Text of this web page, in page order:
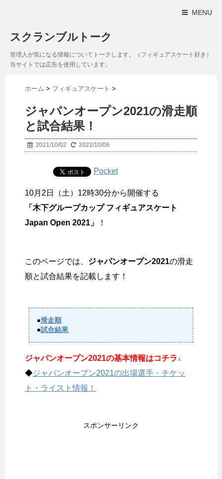
MENU
スクランブルトーク
管理人が気になる情報についてトークします。（フィギュアスケート好き）
当サイトでは広告を使用しています。
ホーム > フィギュアスケート >
ジャパンオープン2021の滑走順
と試合結果！
2021/10/02 2022/10/08
Pocket
10月2日（土）12時30分から開催する
「木下グループカップ フィギュアスケート
Japan Open 2021」
！
このページでは、 ジャパンオープン2021の滑走
順と試合結果を記載します！
●滑走順
●試合結果
ジャパンオープン2021の基本情報はコチラ↓
◆ジャパンオープン2021の出場選手・チケッ
ト・ライスト情報！
スポンサーリンク